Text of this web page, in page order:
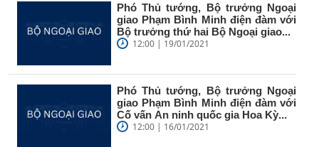
Phó Thủ tướng, Bộ trưởng Ngoại
giao Phạm Bình Minh điện đàm với
Bộ trưởng thứ hai Bộ Ngoại giao...
12:00 | 19/01/2021
Phó Thủ tướng, Bộ trưởng Ngoại
giao Phạm Bình Minh điện đàm với
Cố vấn An ninh quốc gia Hoa Kỳ...
12:00 | 16/01/2021